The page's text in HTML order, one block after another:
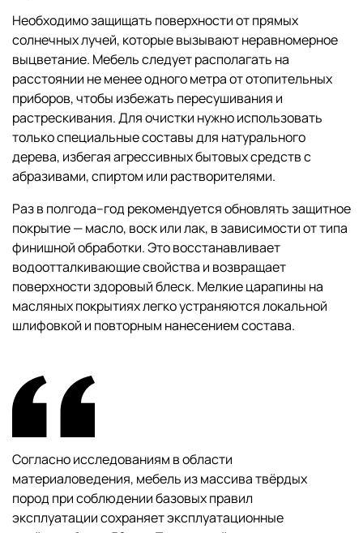
Необходимо защищать поверхности от прямых
солнечных лучей, которые вызывают неравномерное
выцветание. Мебель следует располагать на
расстоянии не менее одного метра от отопительных
приборов, чтобы избежать пересушивания и
растрескивания. Для очистки нужно использовать
только специальные составы для натурального
дерева, избегая агрессивных бытовых средств с
абразивами, спиртом или растворителями.
Раз в полгода–год рекомендуется обновлять защитное
покрытие — масло, воск или лак, в зависимости от типа
финишной обработки. Это восстанавливает
водоотталкивающие свойства и возвращает
поверхности здоровый блеск. Мелкие царапины на
масляных покрытиях легко устраняются локальной
шлифовкой и повторным нанесением состава.
Согласно исследованиям в области
материаловедения, мебель из массива твёрдых
пород при соблюдении базовых правил
эксплуатации сохраняет эксплуатационные